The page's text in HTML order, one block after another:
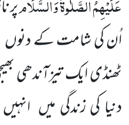
پر
اُن کی شامتکے دنوں
ٹھنڈی ایک تیزآندھی
دنیا کی زندگی میں انہیں